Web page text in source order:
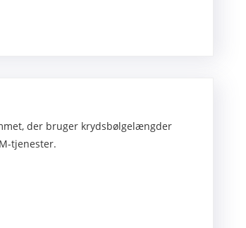
der bruger krydsbølgelængder
tjenester.